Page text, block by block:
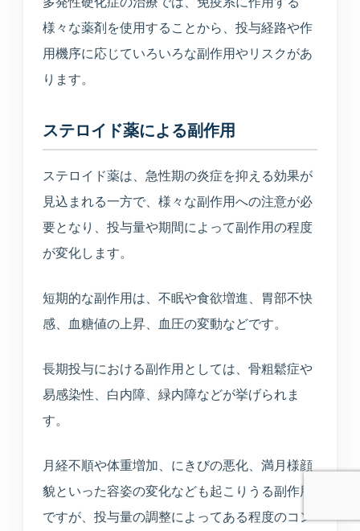
様々な薬剤を使用することから、投与経路や作
用機序に応じていろいろな副作用やリスクがあ
ります。
ステロイド薬による副作用
ステロイド薬は、急性期の炎症を抑える効果が
見込まれる一方で、様々な副作用への注意が必
要となり、投与量や期間によって副作用の程度
が変化します。
短期的な副作用は、不眠や食欲増進、胃部不快
感、血糖値の上昇、血圧の変動などです。
長期投与における副作用としては、骨粗鬆症や
易感染性、白内障、緑内障などが挙げられま
す。
月経不順や体重増加、にきびの悪化、満月様顔
貌といった容姿の変化なども起こりうる副作用
ですが、投与量の調整によってある程度のコン
まるおかAI案内
護の窓口をすぐご案内します。
公開情報のみ
×
療時間、美容の問い合わせ先、受診科の
目安をご案内できます。
診断や個人情報の受付は行わず、公開中の院
送信